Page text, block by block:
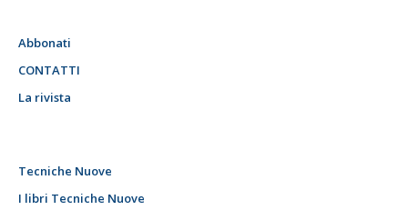
Abbonati
CONTATTI
La rivista
Tecniche Nuove
I libri Tecniche Nuove